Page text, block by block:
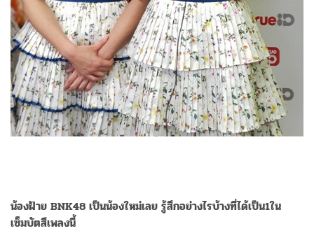
น้องฝ้าย BNK48 เป็นน้องใหม่เลย รู้สึกอย่างไรบ้างที่ได้เป็น1ใน
เซ็มบัตสึเพลงนี้